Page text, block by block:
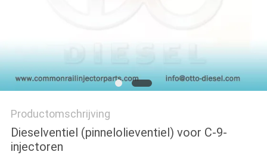
Productomschrijving
Dieselventiel (pinnelolieventiel) voor C-9-
injectoren